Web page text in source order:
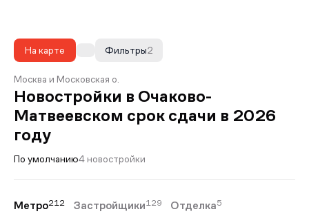
На карте 2
Фильтры
Москва и Московская о.
Новостройки в Очаково-
Матвеевском срок сдачи в 2026
году
По умолчанию4 новостройки
Метро212 Застройщики129 Отделка5